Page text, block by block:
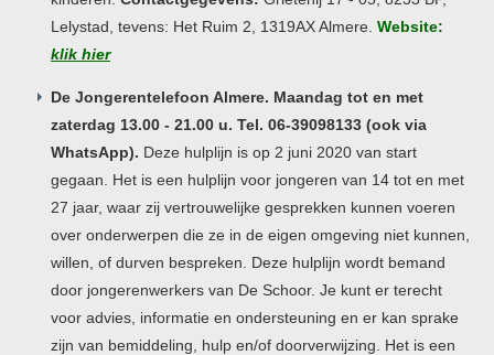
Lelystad, tevens: Het Ruim 2, 1319AX Almere. Website:
klik hier
De Jongerentelefoon Almere. Maandag tot en met
zaterdag 13.00 - 21.00 u. Tel. 06-39098133 (ook via
WhatsApp). Deze hulplijn is op 2 juni 2020 van start
gegaan. Het is een hulplijn voor jongeren van 14 tot en met
27 jaar, waar zij vertrouwelijke gesprekken kunnen voeren
over onderwerpen die ze in de eigen omgeving niet kunnen,
willen, of durven bespreken. Deze hulplijn wordt bemand
door jongerenwerkers van De Schoor. Je kunt er terecht
voor advies, informatie en ondersteuning en er kan sprake
zijn van bemiddeling, hulp en/of doorverwijzing. Het is een